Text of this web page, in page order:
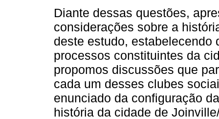
Diante dessas questões,
considerações sobre a
deste estudo, estabelecendo
processos constituintes da
propomos discussões que
cada um desses clubes
enunciado da configuração
história da cidade de